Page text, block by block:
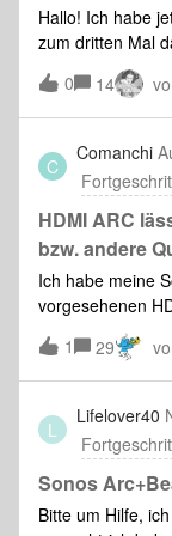
Hallo! Ich habe
zum dritten Mal
neu. Egal ob
Ton zuspielt.
meinen
sie per Kabel
neusten/letzten
Idee? Gruss
0 14
C
Comanchi
HDMI ARC
bzw. andere
Ich habe meine
vorgesehenen
OLED G4
anderen Quellen
hören.
anderen
des TV, TV und
den Ton hören
über was ich den
Sekunden
1 29
L
Lifelover40
Sonos
Bitte um Hilfe,